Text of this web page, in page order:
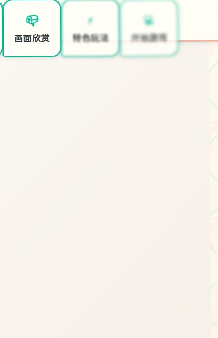
📪
画面欣赏
⚡
特色玩法
💻
开始游戏